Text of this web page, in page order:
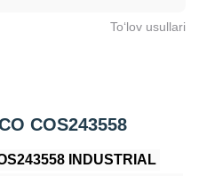
To‘lov usullari
COS243558
INDUSTRIAL